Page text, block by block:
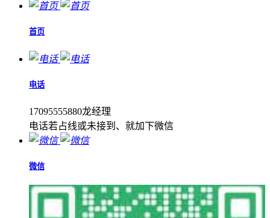
首页
电话
17095555880龙经理
电话若占线或未接到、就加下微信
微信